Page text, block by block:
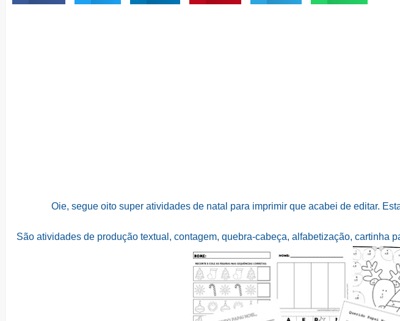
Oie, segue oito super atividades de natal para imprimir que acabei de editar.
São atividades de produção textual, contagem, quebra-cabeça, alfabetização, cartinha